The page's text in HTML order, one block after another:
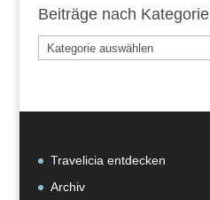
Beiträge nach Kategorie
Beiträge
nach
Travelicia entdecken
Archiv